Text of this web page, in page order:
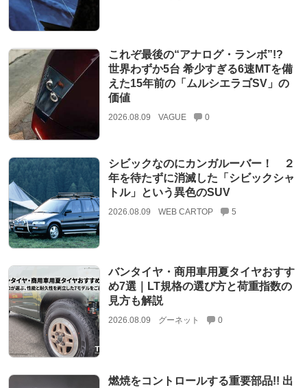
これぞ最後の“アナログ・ランボ”!?
世界わずか5台 希少すぎる6速MTを備
えた15年前の「ムルシエラゴSV」の
価値
2026.08.09 VAGUE 0
シビックなのにカンガルーバー！ ２
年を待たずに消滅した「シビックシャ
トル」という異色のSUV
2026.08.09 WEB CARTOP 5
バンタイヤ・商用車用夏タイヤおすす
め7選｜LT規格の選び方と荷重指数の
見方も解説
2026.08.09 グーネット 0
燃焼をコントロールする重要部品!! 出